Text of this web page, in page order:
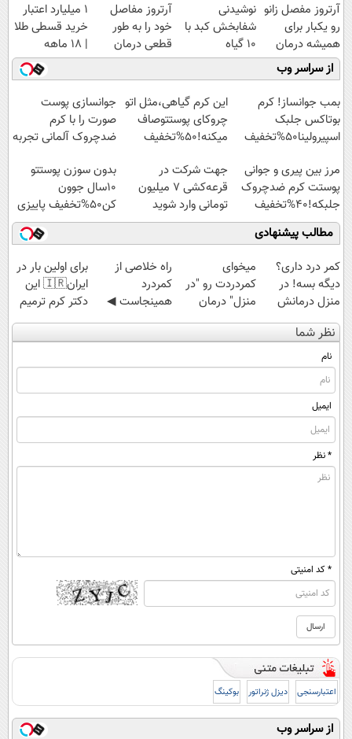
آرتروز مفصل زانو
رو یکبار برای
همیشه درمان
کن!
◗پرسش‌نامه◖
نوشیدنی
شفابخش کبد با
10 گیاه
موثر(تخفیف تا
امشب)
آرتروز مفاصل
خود را به طور
قطعی درمان
کنید!
◗پرسش‌نامه◖
۱ میلیارد اعتبار
خرید قسطی طلا
| ۱۸ ماهه
پرداخت کن
از سراسر وب
بمب جوانساز! کرم
بوتاکس جلبک
اسپیرولینا50%تخفیف
این کرم گیاهی،مثل اتو
چروکای پوستتوصاف
میکنه!50%تخفیف
جوانسازی پوست
صورت را با کرم
ضدچروک آلمانی تجربه
مرز بین پیری و جوانی
پوستت کرم ضدچروک
جلبکه!40%تخفیف
جهت شرکت در
قرعه‌کشی ۷ میلیون
تومانی وارد شوید
بدون سوزن پوستتو
10سال جوون
کن50%تخفیف پاییزی
مطالب پیشنهادی
کمر درد داری؟
دیگه بسه! در
منزل درمانش
کن
(◀پرسش‌نامه)
میخوای
کمردردت رو "در
منزل" درمان
کنی؟ (◂فیلم +
◂پرسش‌نامه)
‌راه خلاصی از
کمردرد
همینجاست ◀
فقط کافیه فرم
رو پر کنی!
برای اولین بار در
ایران🇮🇷 این
دکتر کرم ترمیم
کننده 23 روزه
ساخت!
نظر شما
نام
ایمیل
* نظر
* کد امنیتی
اعتبارسنجی دیزل ژنراتور بوکینگ
از سراسر وب